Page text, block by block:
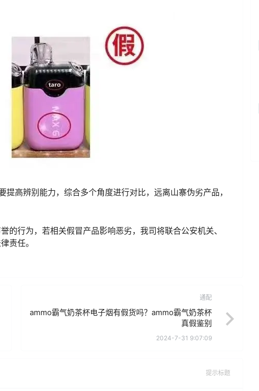
高辨别能力，综合多个角度进行对比，远离山寨伪劣产品，
的行为，若相关假冒产品影响恶劣，我司将联合公安机关、
责任。
通配
ammo霸气奶茶杯电子烟有假货吗？ammo霸气奶茶杯
真假鉴别
2024-7-31 9:07:09
提示标题